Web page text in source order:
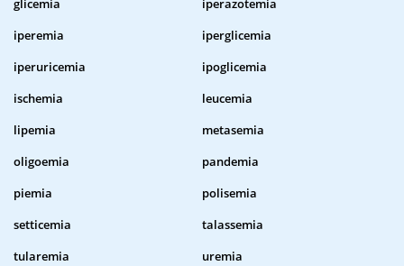
glicemia
iperazotemia
iperemia
iperglicemia
iperuricemia
ipoglicemia
ischemia
leucemia
lipemia
metasemia
oligoemia
pandemia
piemia
polisemia
setticemia
talassemia
tularemia
uremia